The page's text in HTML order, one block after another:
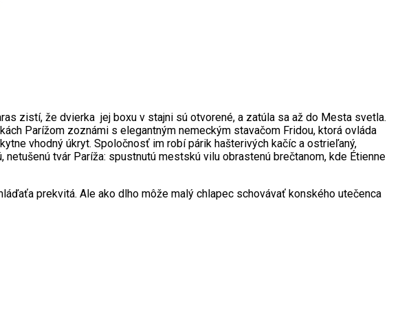
zistí, že dvierka jej boxu v stajni sú otvorené, a zatúla sa až do Mesta svetla.
Parížom zoznámi s elegantným nemeckým stavačom Fridou, ktorá ovláda
vhodný úkryt. Spoločnosť im robí párik hašterivých kačíc a ostrieľaný,
tvár Paríža: spustnutú mestskú vilu obrastenú brečtanom, kde Étienne
prekvitá. Ale ako dlho môže malý chlapec schovávať konského utečenca